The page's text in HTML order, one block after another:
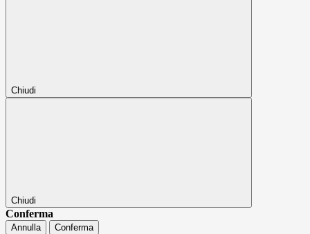
Chiudi
Chiudi
Conferma
Annulla Conferma